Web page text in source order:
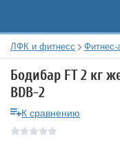
ЛФК и фитнесс Фитнес-
Бодибар FT 2 кг
BDB-2
К сравнению